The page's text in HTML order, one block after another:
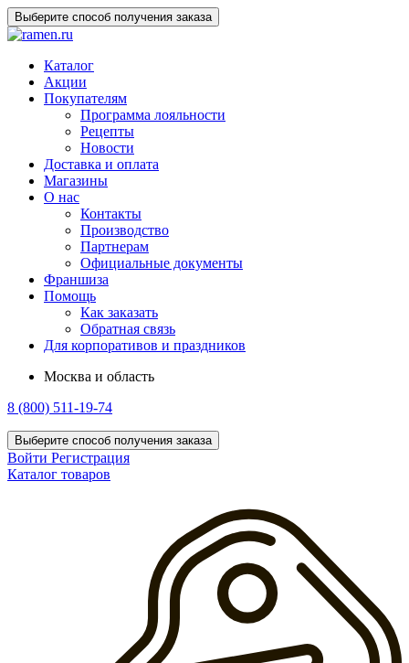
Выберите способ получения заказа
Каталог
Акции
Покупателям
Программа лояльности
Рецепты
Новости
Доставка и оплата
Магазины
О нас
Контакты
Производство
Партнерам
Официальные документы
Франшиза
Помощь
Как заказать
Обратная связь
Для корпоративов и праздников
Москва и область
8 (800) 511-19-74
Выберите способ получения заказа
Войти Регистрация
Каталог товаров